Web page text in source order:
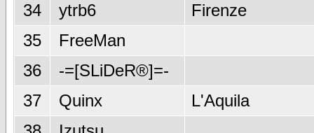
34
ytrb6
Firenze
35
FreeMan
36
-=[SLiDeR®]=-
37
Quinx
L'Aquila